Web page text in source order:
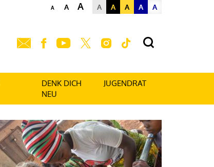
A A A A A A A A
DENK DICH
NEU
JUGENDRAT